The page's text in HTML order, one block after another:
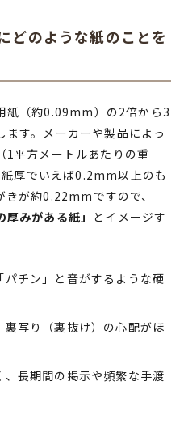
どのような紙のことを
紙（約0.09mm）の2倍から3
す。メーカーや製品によっ
1平方メートルあたりの重
厚でいえば0.2mm以上のも
が約0.22mmですので、
みがある紙」 とイメージす
パチン」と音がするような硬
裏写り（裏抜け）の心配がほ
、長期間の掲示や頻繁な手渡